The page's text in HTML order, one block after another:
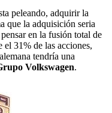
peleando, adquirir la
que la adquisición seria
en la fusión total de
el 31% de las acciones,
tendría una
Volkswagen.